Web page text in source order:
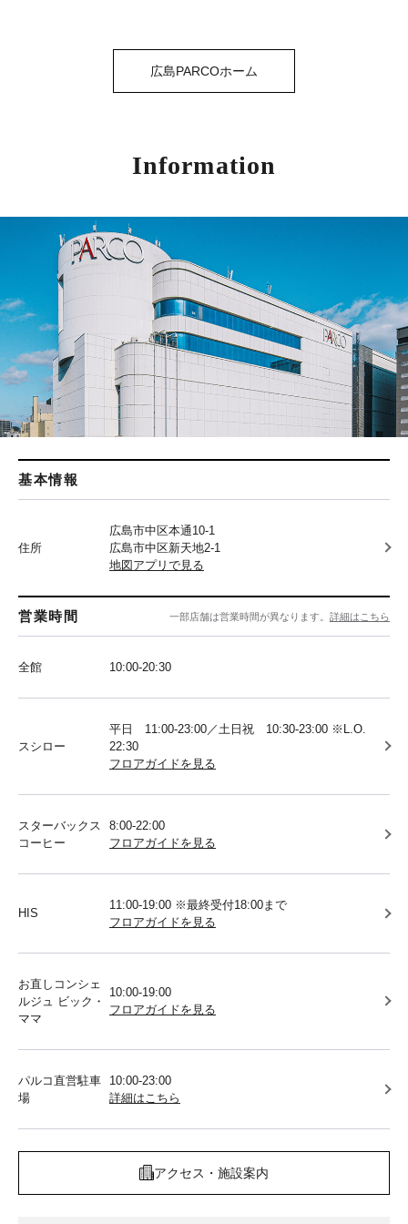
広島PARCOホーム
Information
基本情報
住所
広島市中区本通10-1
広島市中区新天地2-1
地図アプリで見る
営業時間 一部店舗は営業時間が異なります。 詳細はこちら
全館 10:00-20:30
スシロー
平日 11:00-23:00／土日祝 10:30-23:00 ※L.O.
22:30
フロアガイドを見る
スターバックス
コーヒー
8:00-22:00
フロアガイドを見る
HIS
11:00-19:00 ※最終受付18:00まで
フロアガイドを見る
お直しコンシェ
ルジュ ビック・
ママ
10:00-19:00
フロアガイドを見る
パルコ直営駐車
場
10:00-23:00
詳細はこちら
アクセス・施設案内